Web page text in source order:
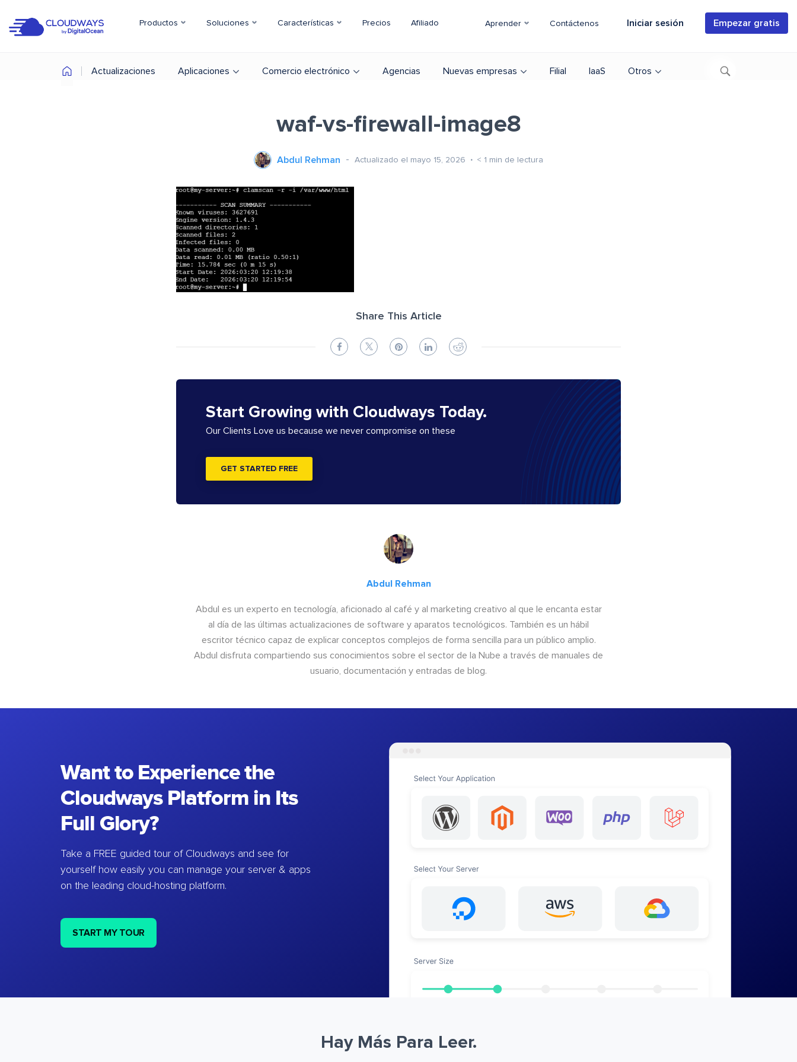
Productos Soluciones Características Precios Afiliado Aprender Contáctenos Iniciar sesión Empezar gratis
Actualizaciones Aplicaciones Comercio electrónico Agencias Nuevas empresas Filial IaaS Otros
waf-vs-firewall-image8
Abdul Rehman Actualizado el mayo 15, 2026 < 1 min de lectura
Share This Article
Start Growing with Cloudways Today.
Our Clients Love us because we never compromise on these
GET STARTED FREE
Abdul Rehman
Abdul es un experto en tecnología, aficionado al café y al marketing creativo al que le encanta estar
al día de las últimas actualizaciones de software y aparatos tecnológicos. También es un hábil
escritor técnico capaz de explicar conceptos complejos de forma sencilla para un público amplio.
Abdul disfruta compartiendo sus conocimientos sobre el sector de la Nube a través de manuales de
usuario, documentación y entradas de blog.
Want to Experience the
Cloudways Platform in Its
Full Glory?
Take a FREE guided tour of Cloudways and see for
yourself how easily you can manage your server & apps
on the leading cloud-hosting platform.
START MY TOUR
Hay Más Para Leer.